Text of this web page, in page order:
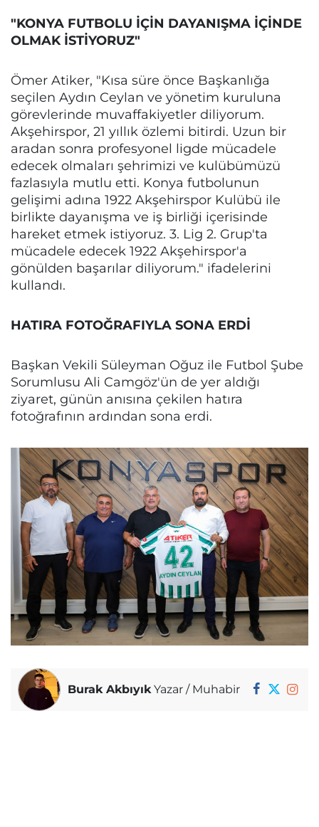
"KONYA FUTBOLU İÇİN DAYANIŞMA İÇİNDE
OLMAK İSTİYORUZ"
Ömer Atiker, "Kısa süre önce Başkanlığa
seçilen Aydın Ceylan ve yönetim kuruluna
görevlerinde muvaffakiyetler diliyorum.
Akşehirspor, 21 yıllık özlemi bitirdi. Uzun bir
aradan sonra profesyonel ligde mücadele
edecek olmaları şehrimizi ve kulübümüzü
fazlasıyla mutlu etti. Konya futbolunun
gelişimi adına 1922 Akşehirspor Kulübü ile
birlikte dayanışma ve iş birliği içerisinde
hareket etmek istiyoruz. 3. Lig 2. Grup'ta
mücadele edecek 1922 Akşehirspor'a
gönülden başarılar diliyorum." ifadelerini
kullandı.
HATIRA FOTOĞRAFIYLA SONA ERDİ
Başkan Vekili Süleyman Oğuz ile Futbol Şube
Sorumlusu Ali Camgöz'ün de yer aldığı
ziyaret, günün anısına çekilen hatıra
fotoğrafının ardından sona erdi.
Burak AkbıyıkYazar / Muhabir